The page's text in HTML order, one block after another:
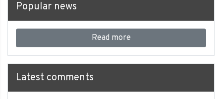
Popular news
Read more
Latest comments